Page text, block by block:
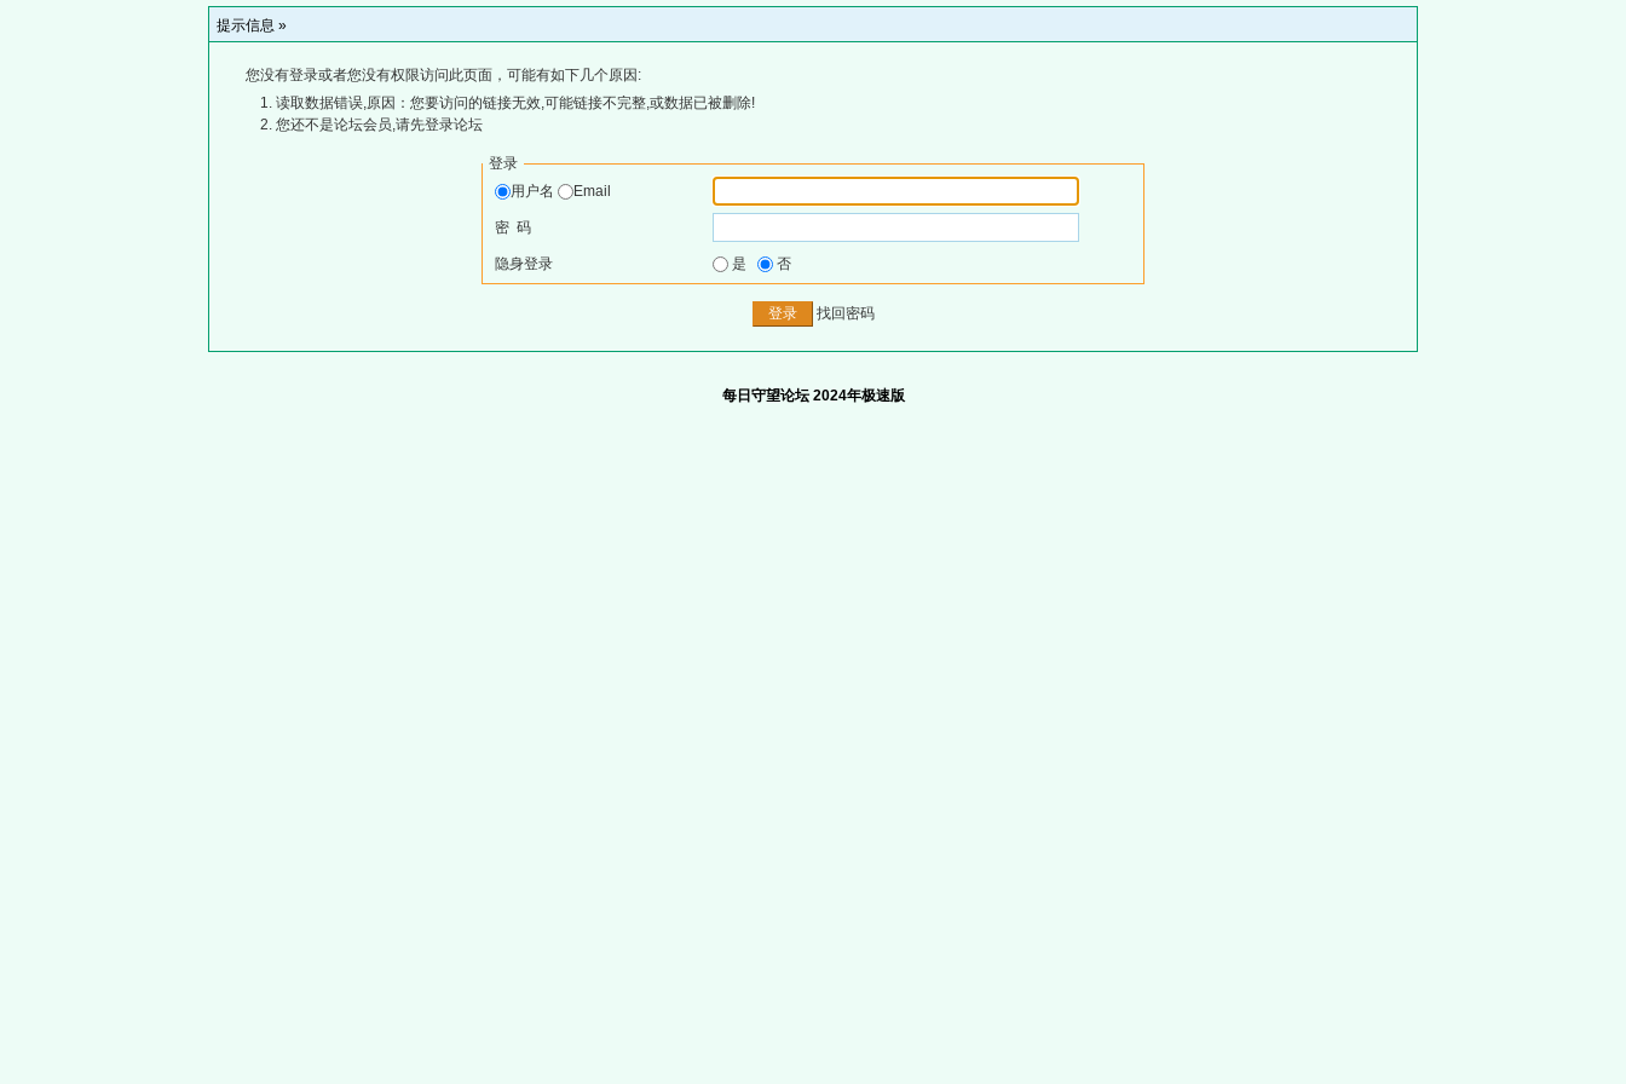
提示信息 »
您没有登录或者您没有权限访问此页面，可能有如下几个原因:
读取数据错误,原因：您要访问的链接无效,可能链接不完整,或数据已被删除!
您还不是论坛会员,请先登录论坛
登录
用户名
Email
密 码
隐身登录 是 否
找回密码
每日守望论坛 2024年极速版